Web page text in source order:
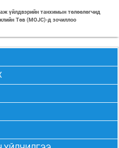
үйлдвэрийн танхимын төлөөлөгчид
Төв (MOJC)-д зочиллоо
сургалт
АНГИ 29 дэх элсэлт
УДИРДЛАГЫН АНГИ 29 дэх элсэлт
АНГИЙН ТӨГСӨЛТ АМЖИЛТТАЙ БОЛЖ